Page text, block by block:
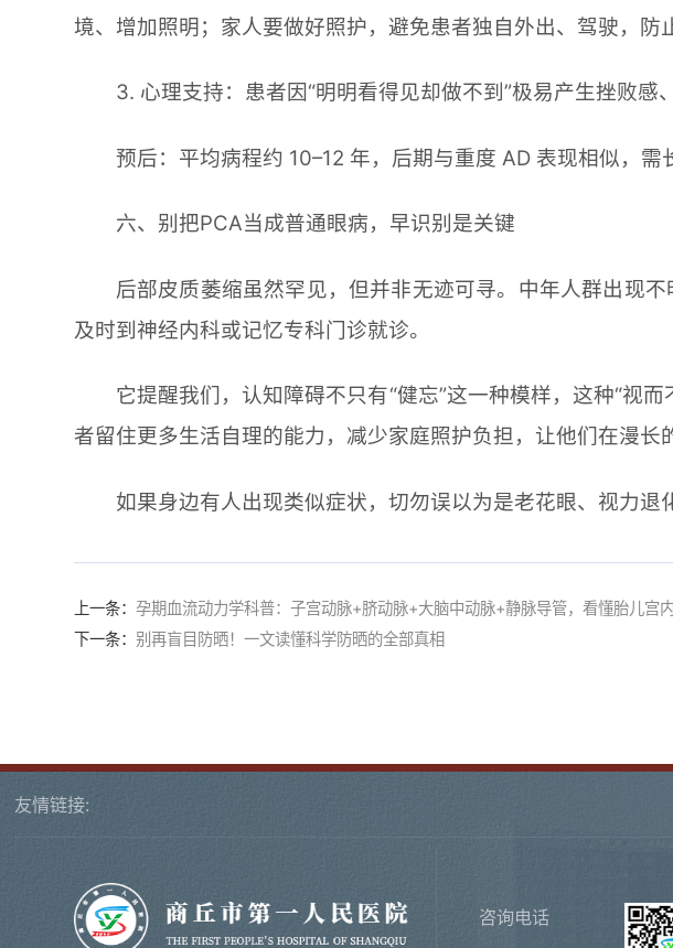
境、增加照明；家人要做好照护，避免患者独自外出、驾驶，防
3. 心理支持：患者因“明明看得见却做不到”极易产生挫败
预后：平均病程约 10–12 年，后期与重度 AD 表现相似，需
六、别把PCA当成普通眼病，早识别是关键
后部皮质萎缩虽然罕见，但并非无迹可寻。中年人群出现
及时到神经内科或记忆专科门诊就诊。
它提醒我们，认知障碍不只有“健忘”这一种模样，这种“视
者留住更多生活自理的能力，减少家庭照护负担，让他们在漫长
如果身边有人出现类似症状，切勿误以为是老花眼、视力退
上一条：孕期血流动力学科普：子宫动脉+脐动脉+大脑中动脉+静脉导管，看懂胎儿宫
下一条：别再盲目防晒！一文读懂科学防晒的全部真相
友情链接:
咨询电话